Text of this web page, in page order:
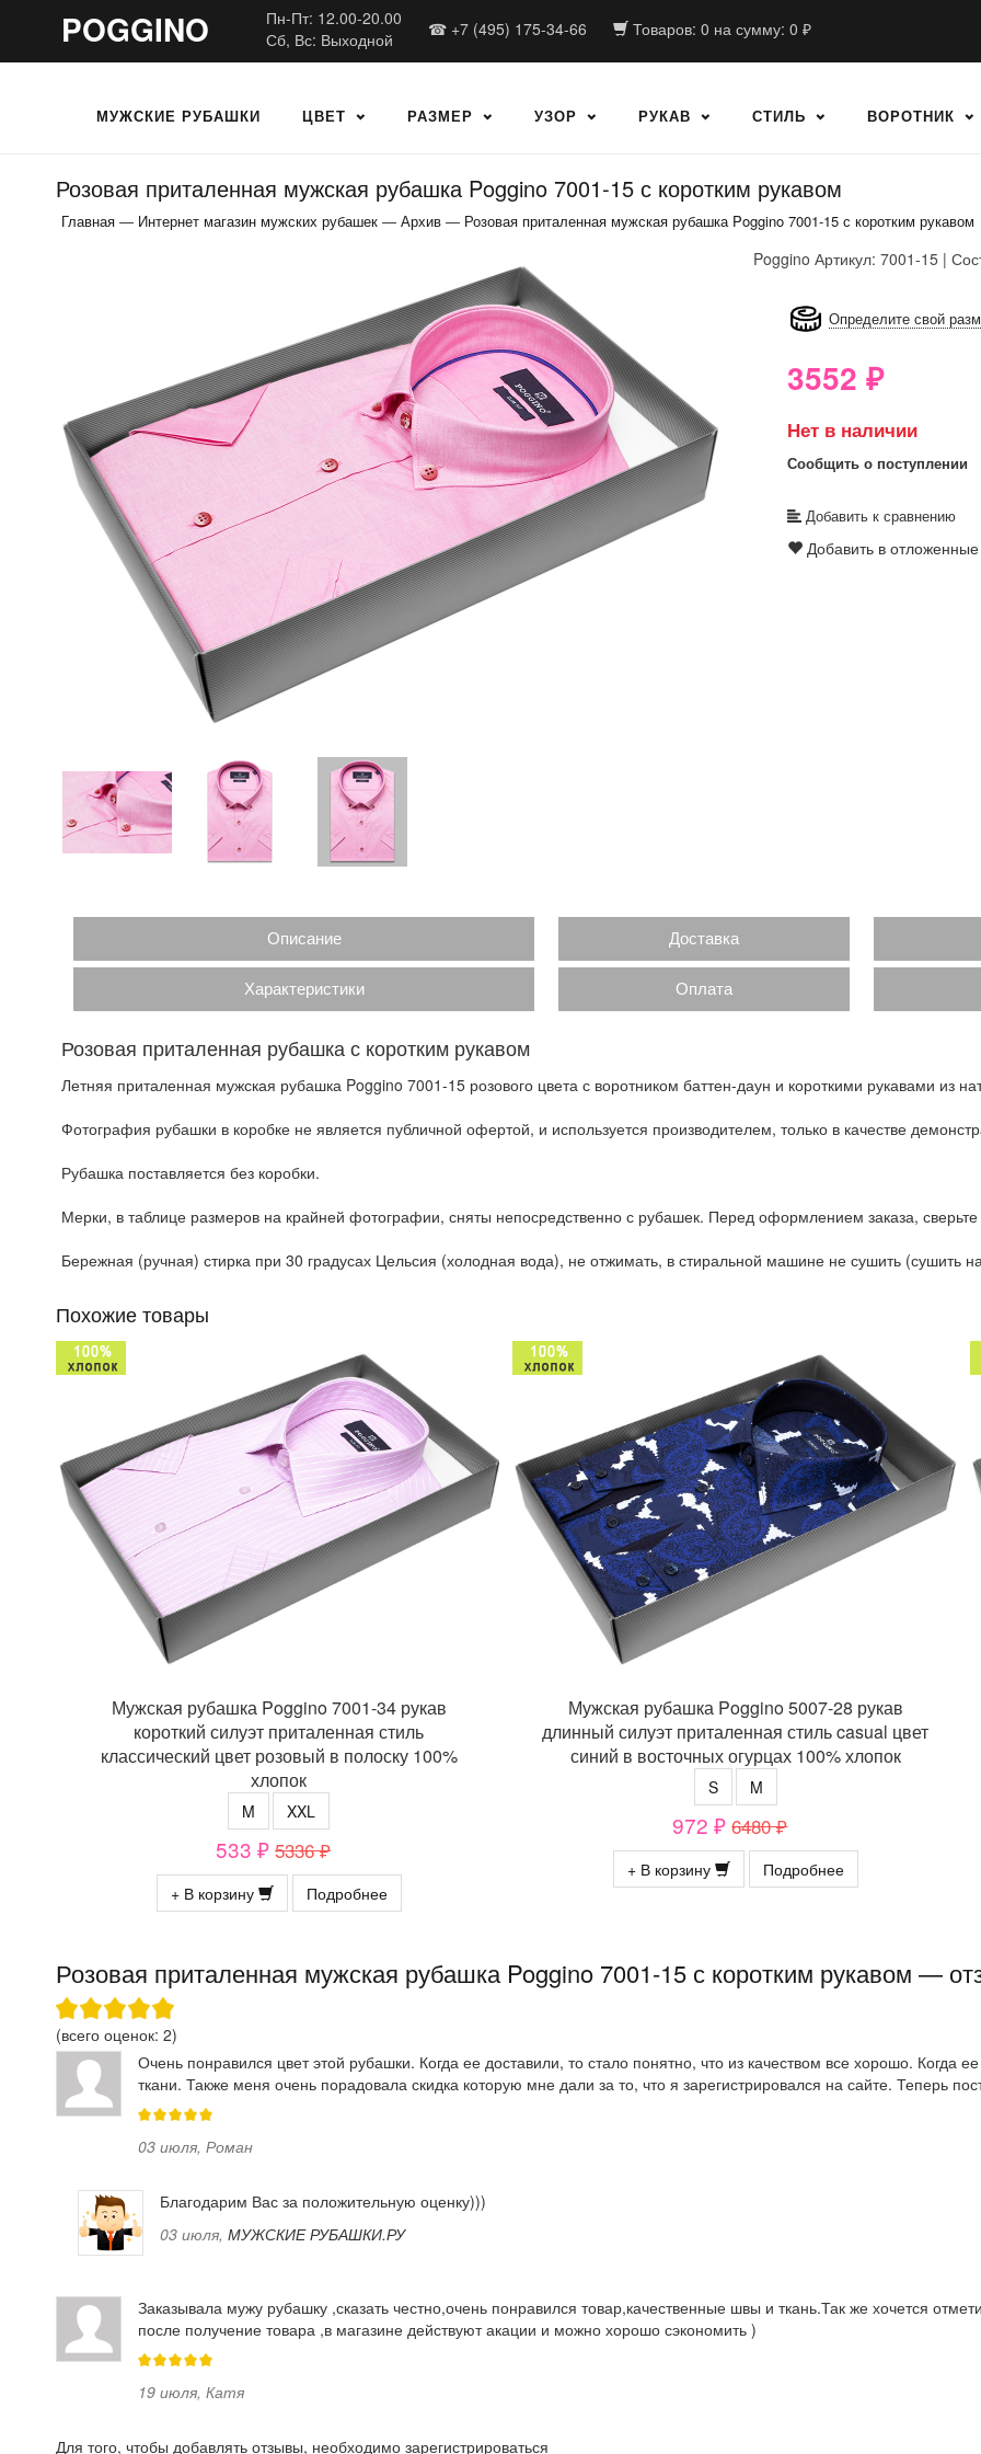
POGGINO
Пн-Пт: 12.00-20.00
Сб, Вс: Выходной
☎ +7 (495) 175-34-66 Товаров: 0 на сумму: 0 ₽
МУЖСКИЕ РУБАШКИ ЦВЕТ РАЗМЕР УЗОР РУКАВ СТИЛЬ ВОРОТНИК
Розовая приталенная мужская рубашка Poggino 7001-15 с коротким рукавом
Главная — Интернет магазин мужских рубашек — Архив — Розовая приталенная мужская рубашка Poggino 7001-15 с коротким рукавом
Poggino Артикул: 7001-15 |
Определите свой
3552 ₽
Нет в наличии
Сообщить о поступлении
Добавить к сравнению
Добавить в отложенные
Описание Доставка
Характеристики Оплата
Розовая приталенная рубашка с коротким рукавом
Летняя приталенная мужская рубашка Poggino 7001-15 розового цвета с воротником баттен-даун и короткими рукавами из
Фотография рубашки в коробке не является публичной офертой, и используется производителем, только в качестве
Рубашка поставляется без коробки.
Мерки, в таблице размеров на крайней фотографии, сняты непосредственно с рубашек. Перед оформлением заказа,
Бережная (ручная) стирка при 30 градусах Цельсия (холодная вода), не отжимать, в стиральной машине не сушить (сушить
Похожие товары
Мужская рубашка Poggino 7001-34 рукав
короткий силуэт приталенная стиль
классический цвет розовый в полоску 100%
хлопок
M XXL
533 ₽ 5336 ₽
+ В корзину Подробнее
Мужская рубашка Poggino 5007-28 рукав
длинный силуэт приталенная стиль casual цвет
синий в восточных огурцах 100% хлопок
S M
972 ₽ 6480 ₽
+ В корзину Подробнее
Розовая приталенная мужская рубашка Poggino 7001-15 с коротким рукавом —
(всего оценок: 2)
Очень понравился цвет этой рубашки. Когда ее доставили, то стало понятно, что из качеством все хорошо. Когда
ткани. Также меня очень порадовала скидка которую мне дали за то, что я зарегистрировался на сайте. Теперь
03 июля, Роман
Благодарим Вас за положительную оценку)))
03 июля, МУЖСКИЕ РУБАШКИ.РУ
Заказывала мужу рубашку ,сказать честно,очень понравился товар,качественные швы и ткань.Так же хочется
после получение товара ,в магазине действуют акации и можно хорошо сэкономить )
19 июля, Катя
Для того, чтобы добавлять отзывы, необходимо зарегистрироваться